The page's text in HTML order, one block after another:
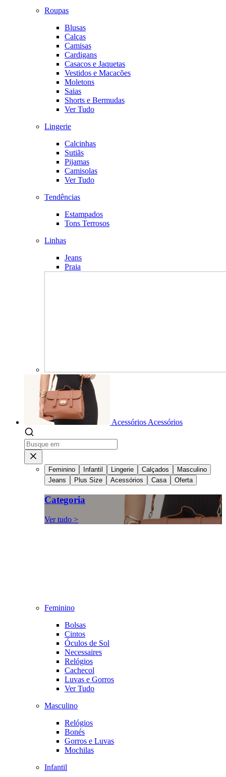
Roupas
Blusas
Calças
Camisas
Cardigans
Casacos e Jaquetas
Vestidos e Macacões
Moletons
Saias
Shorts e Bermudas
Ver Tudo
Lingerie
Calcinhas
Sutiãs
Pijamas
Camisolas
Ver Tudo
Tendências
Estampados
Tons Terrosos
Linhas
Jeans
Praia
Acessórios Acessórios
Feminino Infantil Lingerie Calçados
Masculino
Jeans
Plus Size Acessórios Casa Oferta
Categoria
Ver tudo >
Feminino
Bolsas
Cintos
Óculos de Sol
Necessaires
Relógios
Cachecol
Luvas e Gorros
Ver Tudo
Masculino
Relógios
Bonés
Gorros e Luvas
Mochilas
Infantil